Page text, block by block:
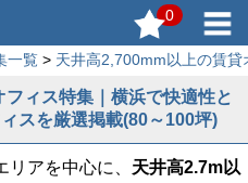
0
一覧 > 天井高2,700mm以上の賃貸
ィス特集｜横浜で快適性と
スを厳選掲載(80～100坪)
アを中心に、 天井高2.7m以